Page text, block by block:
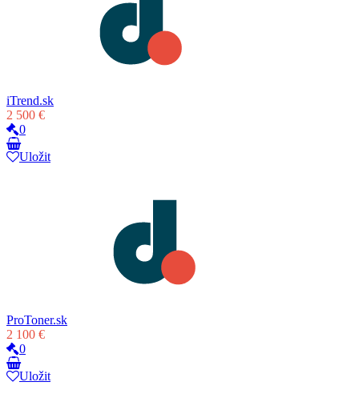
iTrend.sk
2 500 €
0
Uložit
ProToner.sk
2 100 €
0
Uložit